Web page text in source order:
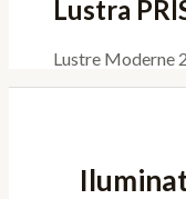
Lustra
Lustre Moderne